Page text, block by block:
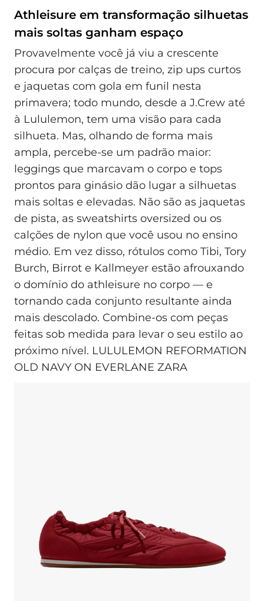
Athleisure em transformação silhuetas
mais soltas ganham espaço
Provavelmente você já viu a crescente
procura por calças de treino, zip ups curtos
e jaquetas com gola em funil nesta
primavera; todo mundo, desde a J.Crew até
à Lululemon, tem uma visão para cada
silhueta. Mas, olhando de forma mais
ampla, percebe-se um padrão maior:
leggings que marcavam o corpo e tops
prontos para ginásio dão lugar a silhuetas
mais soltas e elevadas. Não são as jaquetas
de pista, as sweatshirts oversized ou os
calções de nylon que você usou no ensino
médio. Em vez disso, rótulos como Tibi, Tory
Burch, Birrot e Kallmeyer estão afrouxando
o domínio do athleisure no corpo — e
tornando cada conjunto resultante ainda
mais descolado. Combine-os com peças
feitas sob medida para levar o seu estilo ao
próximo nível. LULULEMON REFORMATION
OLD NAVY ON EVERLANE ZARA